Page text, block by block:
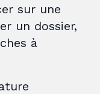
sur une
un dossier,
à